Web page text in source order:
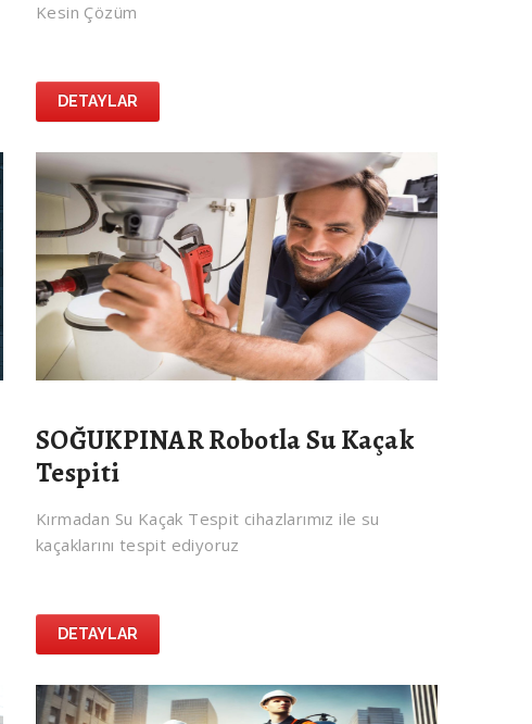
Kesin Çözüm
DETAYLAR
SOĞUKPINAR Robotla Su Kaçak
Tespiti
Kırmadan Su Kaçak Tespit cihazlarımız ile su
kaçaklarını tespit ediyoruz
DETAYLAR